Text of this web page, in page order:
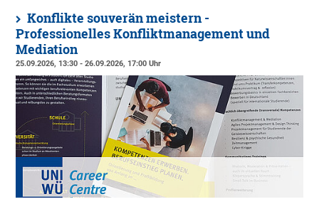
Konflikte souverän meistern -
Professionelles Konfliktmanagement und
Mediation
25.09.2026, 13:30 - 26.09.2026, 17:00 Uhr